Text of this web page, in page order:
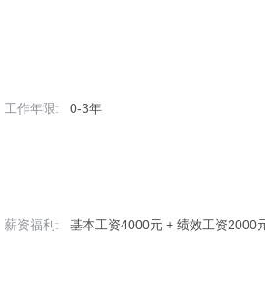
工作年限:
0-3年
薪资福利: 基本工资4000元 + 绩效工资2000